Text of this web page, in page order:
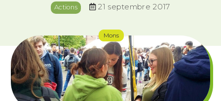
Actions 21 septembre 2017
Mons